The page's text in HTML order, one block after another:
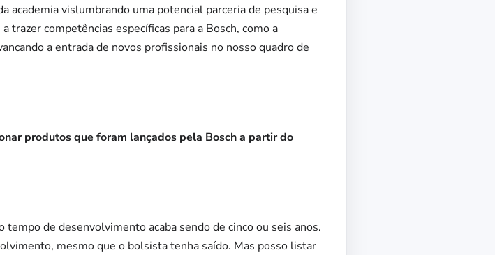
academia vislumbrando uma potencial parceria de pesquisa e
competências específicas para a Bosch, como a
a entrada de novos profissionais no nosso quadro de
produtos que foram lançados pela Bosch a partir do
de desenvolvimento acaba sendo de cinco ou seis anos.
mesmo que o bolsista tenha saído. Mas posso listar